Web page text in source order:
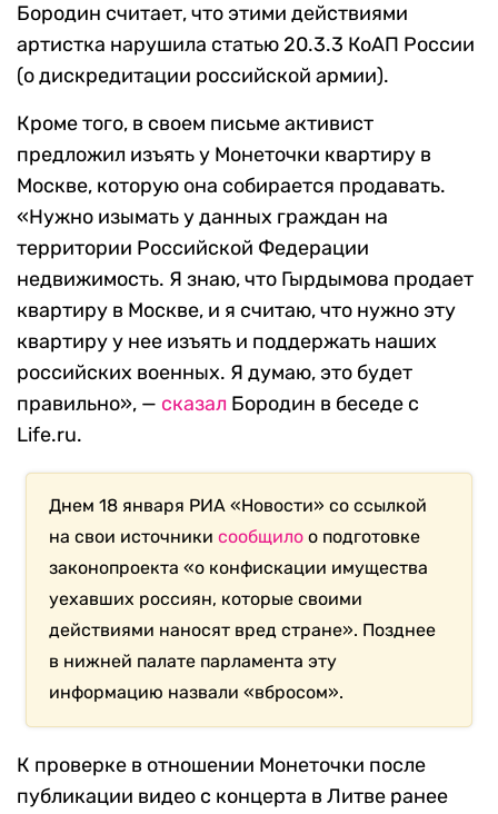
Бородин считает, что этими действиями
артистка нарушила статью 20.3.3 КоАП России
(о дискредитации российской армии).
Кроме того, в своем письме активист
предложил изъять у Монеточки квартиру в
Москве, которую она собирается продавать.
«Нужно изымать у данных граждан на
территории Российской Федерации
недвижимость. Я знаю, что Гырдымова продает
квартиру в Москве, и я считаю, что нужно эту
квартиру у нее изъять и поддержать наших
российских военных. Я думаю, это будет
правильно», — сказал Бородин в беседе с
Life.ru.
Днем 18 января РИА «Новости» со ссылкой
на свои источникисообщило о подготовке
законопроекта «о конфискации имущества
уехавших россиян, которые своими
действиями наносят вред стране». Позднее
в нижней палате парламента эту
информацию назвали «вбросом».
К проверке в отношении Монеточки после
публикации видео с концерта в Литве ранее